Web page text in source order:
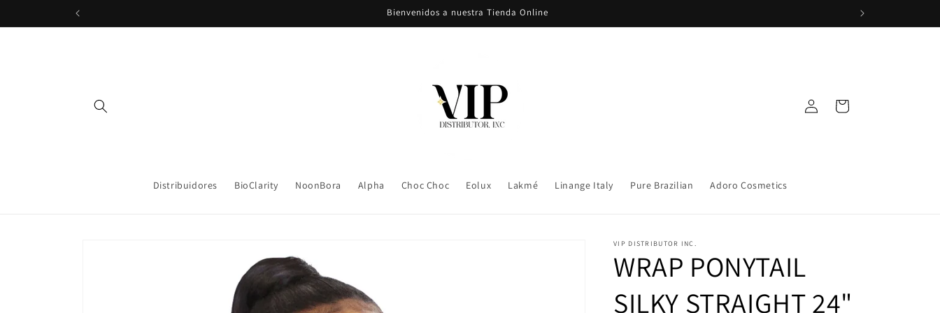
directamente
al contenido
Bienvenidos a nuestra Tienda Online
Distribuidores BioClarity NoonBora Alpha Choc Choc Eolux Lakmé Linange Italy Pure Brazilian Adoro Cosmetics
sesión
Carrito
VIP DISTRIBUTOR INC.
WRAP PONYTAIL
SILKY STRAIGHT 24"